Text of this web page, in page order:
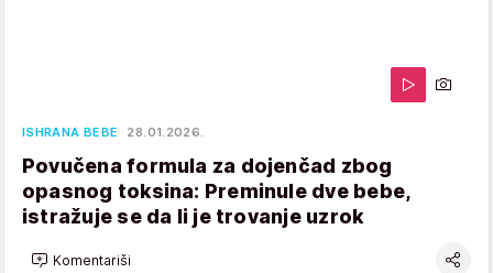
ISHRANA BEBE 28.01.2026.
Povučena formula za dojenčad zbog
opasnog toksina: Preminule dve bebe,
istražuje se da li je trovanje uzrok
Komentariši